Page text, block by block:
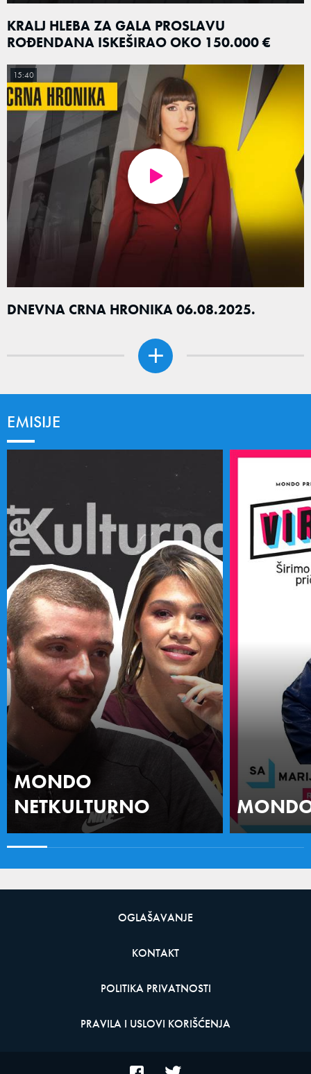
KRALJ HLEBA ZA GALA PROSLAVU
ROĐENDANA ISKEŠIRAO OKO 150.000 €
DNEVNA CRNA HRONIKA 06.08.2025.
15:40
EMISIJE
MONDO
NETKULTURNO
OGLAŠAVANJE
KONTAKT
POLITIKA PRIVATNOSTI
PRAVILA I USLOVI KORIŠĆENJA